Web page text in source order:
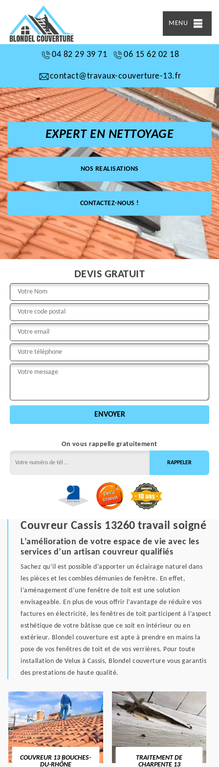
MENU
04 82 29 39 71 06 15 62 02 18
contact@travaux-couverture-13.fr
EXPERT EN NETTOYAGE
NOS REALISATIONS
CONTACTEZ-NOUS !
DEVIS GRATUIT
On vous rappelle gratuitement
Couvreur Cassis 13260 travail soigné
L’amélioration de votre espace de vie avec les
services d’un artisan couvreur qualifiés
Sachez qu’il est possible d’apporter un éclairage naturel dans
les pièces et les combles démunies de fenêtre. En effet,
l’aménagement d’une fenêtre de toit est une solution
envisageable. En plus de vous offrir l’avantage de réduire vos
factures en électricité, les fenêtres de toit participent à l’aspect
esthétique de votre bâtisse que ce soit en intérieur ou en
extérieur. Blondel couverture est apte à prendre en mains la
pose de vos fenêtres de toit et de vos verrières. Pour toute
installation de Velux à Cassis, Blondel couverture vous garantis
des prestations de haute qualité.
COUVREUR 13 BOUCHES-
DU-RHÔNE
TRAITEMENT DE
CHARPENTE 13